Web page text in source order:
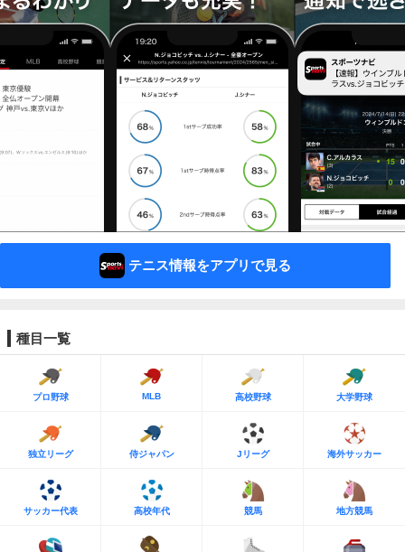
テニス情報をアプリで見る
種目一覧
プロ野球 MLB 高校野球 大学野球
独立リーグ 侍ジャパン Jリーグ 海外サッカー
サッカー代表 高校年代 競馬 地方競馬